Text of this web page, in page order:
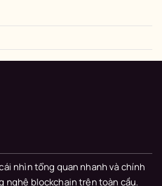
nhìn tổng quan nhanh và chính
nghệ blockchain trên toàn cầu.